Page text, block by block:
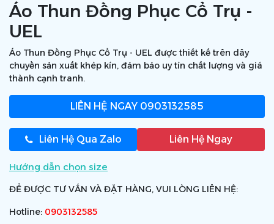
Áo Thun Đồng Phục Cổ Trụ -
UEL
Áo Thun Đồng Phục Cổ Trụ - UEL được thiết kế trên dây
chuyền sản xuất khép kín, đảm bảo uy tín chất lượng và giá
thành cạnh tranh.
LIÊN HỆ NGAY 0903132585
Liên Hệ Qua Zalo Liên Hệ Ngay
Hướng dẫn chọn size
ĐỂ ĐƯỢC TƯ VẤN VÀ ĐẶT HÀNG, VUI LÒNG LIÊN HỆ:
Hotline: 0903132585